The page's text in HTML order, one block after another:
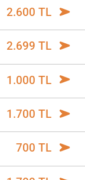
2.600 TL
2.699 TL
1.000 TL
1.700 TL
700 TL